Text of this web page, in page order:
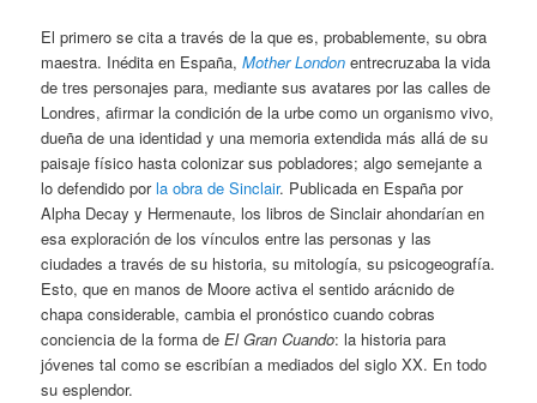
El primero se cita a través de la que es, probablemente, su obra
maestra. Inédita en España,Mother London entrecruzaba la vida
de tres personajes para, mediante sus avatares por las calles de
Londres, afirmar la condición de la urbe como un organismo vivo,
dueña de una identidad y una memoria extendida más allá de su
paisaje físico hasta colonizar sus pobladores; algo semejante a
lo defendido porla obra de Sinclair. Publicada en España por
Alpha Decay y Hermenaute, los libros de Sinclair ahondarían en
esa exploración de los vínculos entre las personas y las
ciudades a través de su historia, su mitología, su psicogeografía.
Esto, que en manos de Moore activa el sentido arácnido de
chapa considerable, cambia el pronóstico cuando cobras
conciencia de la forma deEl Gran Cuando: la historia para
jóvenes tal como se escribían a mediados del siglo XX. En todo
su esplendor.